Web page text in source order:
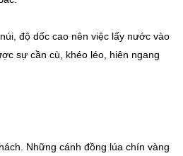
độ dốc cao nên việc lấy nước vào
sự cần cù, khéo léo, hiên ngang
Những cánh đồng lúa chín vàng